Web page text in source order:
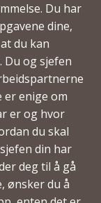
Du har
dine,
du kan
Du og sjefen
er enige om
er og hvor
du skal
din har
deg til å gå
ønsker du å